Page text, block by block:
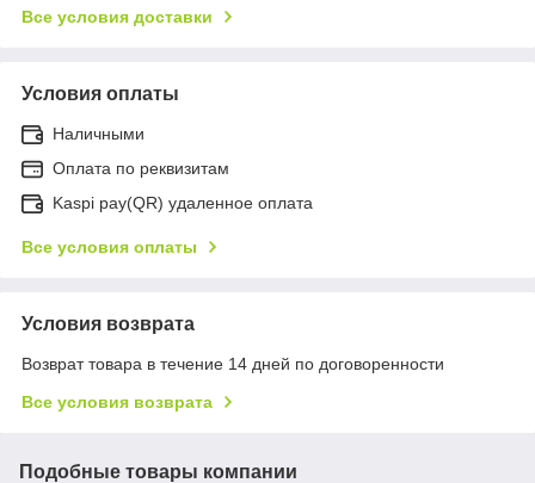
Все условия доставки
Условия оплаты
Наличными
Оплата по реквизитам
Kaspi pay(QR) удаленное оплата
Все условия оплаты
Условия возврата
Возврат товара в течение 14 дней по договоренности
Все условия возврата
Подобные товары компании